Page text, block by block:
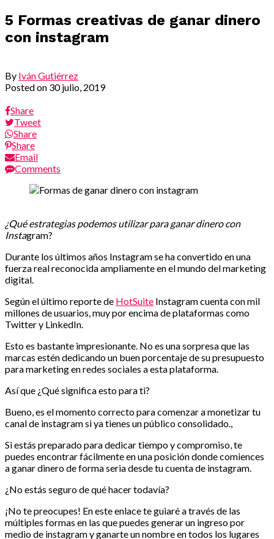
5 Formas creativas de ganar dinero
con instagram
By Iván Gutiérrez
Posted on 30 julio, 2019
Share
Tweet
Share
Share
Email
Comments
¿Qué estrategias podemos utilizar para ganar dinero con
Instagram?
Durante los últimos años Instagram se ha convertido en una
fuerza real reconocida ampliamente en el mundo del marketing
digital.
Según el último reporte de HotSuite Instagram cuenta con mil
millones de usuarios, muy por encima de plataformas como
Twitter y LinkedIn.
Esto es bastante impresionante. No es una sorpresa que las
marcas estén dedicando un buen porcentaje de su presupuesto
para marketing en redes sociales a esta plataforma.
Así que ¿Qué significa esto para ti?
Bueno, es el momento correcto para comenzar a monetizar tu
canal de instagram si ya tienes un público consolidado.,
Si estás preparado para dedicar tiempo y compromiso, te
puedes encontrar fácilmente en una posición donde comiences
a ganar dinero de forma seria desde tu cuenta de instagram.
¿No estás seguro de qué hacer todavía?
¡No te preocupes! En este enlace te guiaré a través de las
múltiples formas en las que puedes generar un ingreso por
medio de instagram y ganarte un nombre en todos los lugares